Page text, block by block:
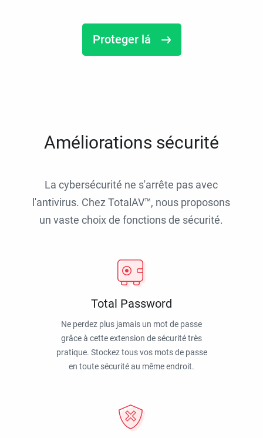
Proteger lá
Améliorations sécurité
La cybersécurité ne s'arrête pas avec
l'antivirus. Chez TotalAV™, nous proposons
un vaste choix de fonctions de sécurité.
Total Password
Ne perdez plus jamais un mot de passe
grâce à cette extension de sécurité très
pratique. Stockez tous vos mots de passe
en toute sécurité au même endroit.